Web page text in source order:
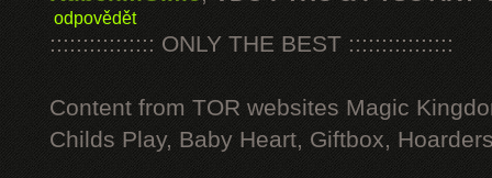
odpovědět
:::::::::::::::: ONLY THE BEST ::::::::::::::::
Content from TOR websites Magic
Childs Play, Baby Heart, Giftbox,